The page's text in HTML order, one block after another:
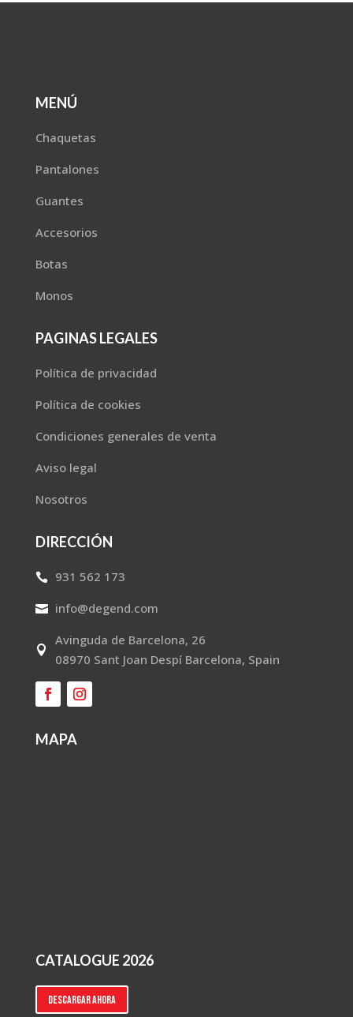
MENÚ
Chaquetas
Pantalones
Guantes
Accesorios
Botas
Monos
PAGINAS LEGALES
Política de privacidad
Política de cookies
Condiciones generales de venta
Aviso legal
Nosotros
DIRECCIÓN
 931 562 173
 info@degend.com

Avinguda de Barcelona, 26
08970 Sant Joan Despí Barcelona, Spain
MAPA
CATALOGUE 2026
Descargar ahora